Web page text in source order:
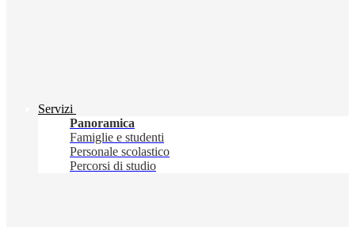
Servizi
Panoramica
Famiglie e studenti
Personale scolastico
Percorsi di studio